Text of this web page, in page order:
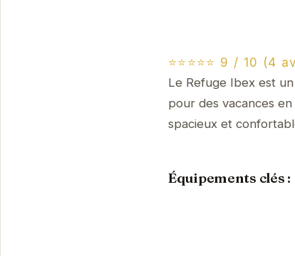
⭐⭐⭐⭐⭐ 9 / 10 (4
Le Refuge Ibex est
pour des vacances
spacieux et
Équipements clés :